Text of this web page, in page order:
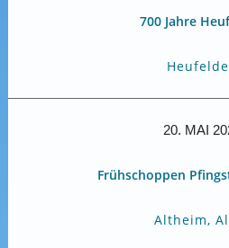
700 Jahre
20. MAI
Frühschoppen
Altheim,